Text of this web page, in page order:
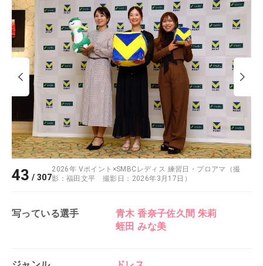
43 /307
2026年 Vポイント×SMBCレディス 練習日・プロアマ（撮
影：福田文平 撮影日：2026年3月17日）
写っている選手 青木 香奈子佐久間 朱莉
蛭田 みな美